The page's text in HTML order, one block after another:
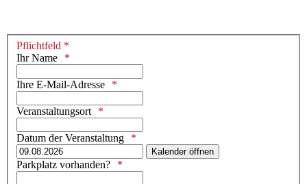
Pflichtfeld *
Ihr Name
Ihre E-Mail-Adresse
Veranstaltungsort
Datum der Veranstaltung
Kalender öffnen
Parkplatz vorhanden?